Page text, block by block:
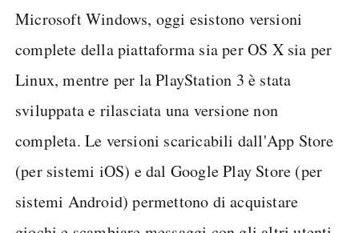
Microsoft Windows, oggi esistono versioni
complete della piattaforma sia per OS X sia per
Linux, mentre per la PlayStation 3 è stata
sviluppata e rilasciata una versione non
completa. Le versioni scaricabili dall'App Store
(per sistemi iOS) e dal Google Play Store (per
sistemi Android) permettono di acquistare